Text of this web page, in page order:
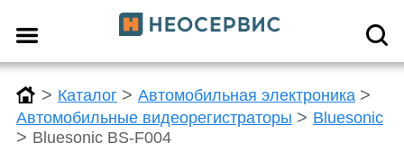
> Каталог > Автомобильная электроника >
Автомобильные видеорегистраторы > Bluesonic
> Bluesonic BS-F004